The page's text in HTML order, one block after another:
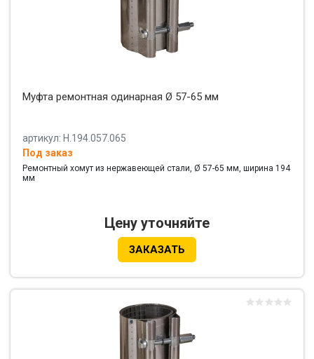
Муфта ремонтная одинарная Ø 57-65 мм
артикул: Н.194.057.065
Под заказ
Ремонтный хомут из нержавеющей стали, Ø 57-65 мм, ширина 194
мм
Цену уточняйте
ЗАКАЗАТЬ